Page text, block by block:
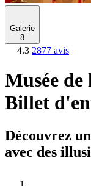
Galerie
8
4.3 2877 avis
Musée
Billet
Découvrez
avec des